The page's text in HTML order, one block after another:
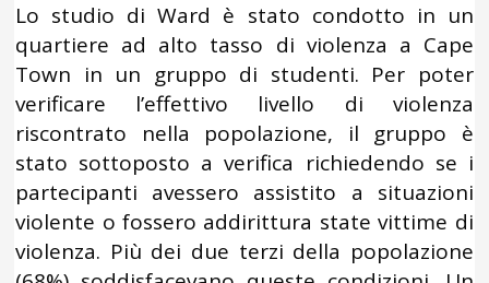
Lo studio di Ward è stato condotto in un
quartiere ad alto tasso di violenza a Cape
Town in un gruppo di studenti. Per poter
verificare l’effettivo livello di violenza
riscontrato nella popolazione, il gruppo è
stato sottoposto a verifica richiedendo se i
partecipanti avessero assistito a situazioni
violente o fossero addirittura state vittime di
violenza. Più dei due terzi della popolazione